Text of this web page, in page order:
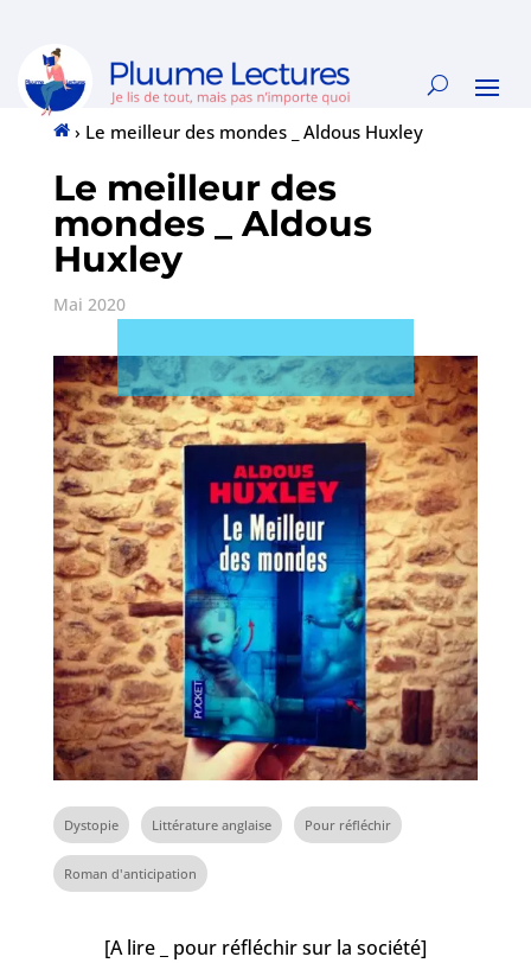
Accueil
› Le meilleur des mondes _ Aldous Huxley
Le meilleur des
mondes _ Aldous
Huxley
Mai 2020
Dystopie Littérature anglaise Pour réfléchir
Roman d'anticipation
[A lire _ pour réfléchir sur la société]